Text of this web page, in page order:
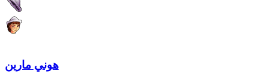
هوني مارين